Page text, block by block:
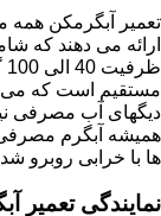
تعمیر آبگرمکن
ارائه می دهند که
مستقیم است که می
همیشه آبگرم مصرفی
ها با خرابی روبرو
نمایندگی تعمیر